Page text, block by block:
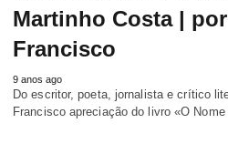
Martinho Costa |
Francisco
9 anos ago
Do escritor, poeta, jornalista e crítico
Francisco apreciação do livro «O